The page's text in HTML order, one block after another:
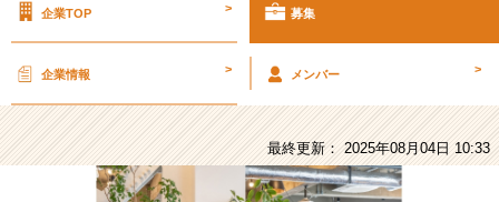
-
レ
企業TOP > 募集
企業情報 > メンバー >
最終更新： 2025年08月04日 10:33